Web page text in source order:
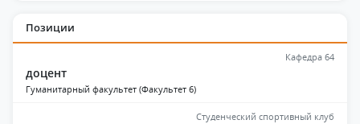
Позиции
Кафедра 64
доцент
Гуманитарный факультет (Факультет 6)
Студенческий спортивный клуб